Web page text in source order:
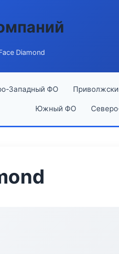
Diamond
Западный ФО
Южный ФО